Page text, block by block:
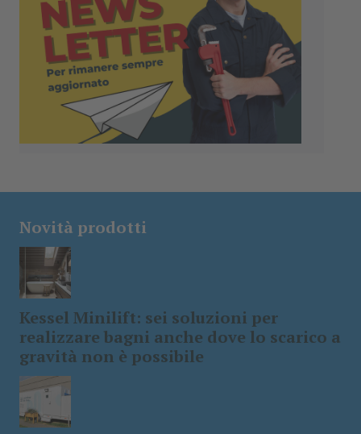
Novità prodotti
Kessel Minilift: sei soluzioni per
realizzare bagni anche dove lo scarico a
gravità non è possibile